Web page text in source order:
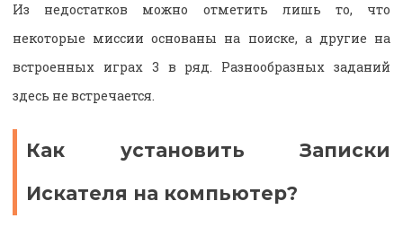
Из недостатков можно отметить лишь то, что
некоторые миссии основаны на поиске, а другие на
встроенных играх 3 в ряд. Разнообразных заданий
здесь не встречается.
Как установить Записки
Искателя на компьютер?